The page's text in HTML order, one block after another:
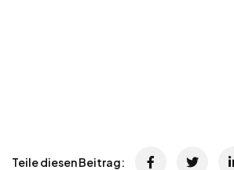
Teile diesen Beitrag: